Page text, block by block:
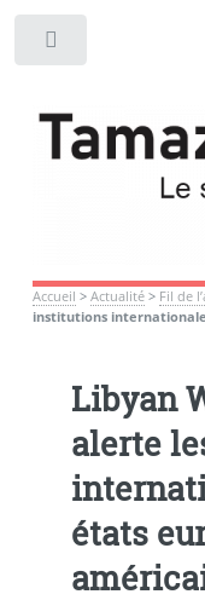
Accueil > Actualité> Fil de
institutions
Libyan
alerte
états